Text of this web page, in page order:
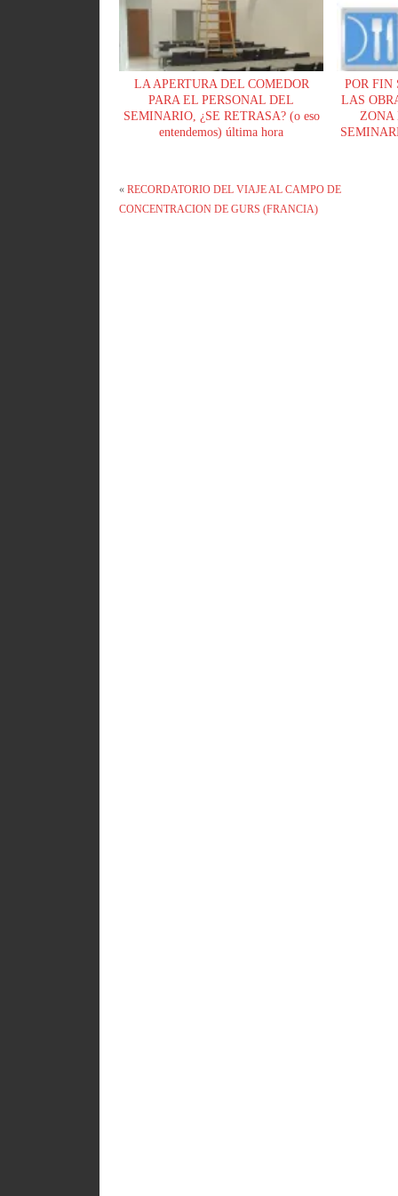
LA APERTURA DEL COMEDOR
PARA EL PERSONAL DEL
SEMINARIO, ¿SE RETRASA? (o eso
entendemos) última hora
POR FIN
LAS
ZONA
«RECORDATORIO DEL VIAJE AL CAMPO DE
CONCENTRACION DE GURS (FRANCIA)